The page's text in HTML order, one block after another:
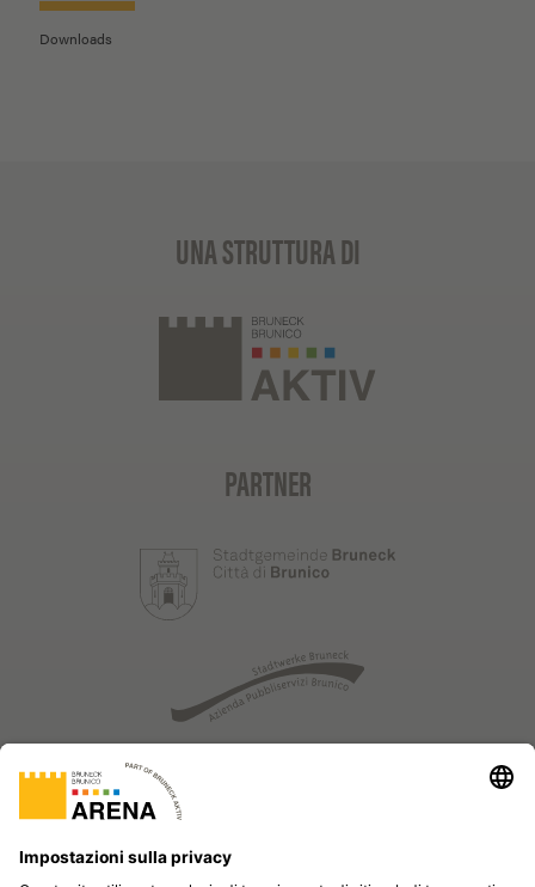
Downloads
UNA STRUTTURA DI
PARTNER